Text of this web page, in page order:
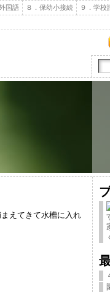
国語 ８．保幼小接続 ９．学校
えてきて水槽に入れ